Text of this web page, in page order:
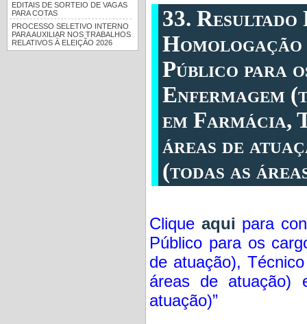
EDITAIS DE SORTEIO DE VAGAS
PARA COTAS
PROCESSO SELETIVO INTERNO
PARA AUXILIAR NOS TRABALHOS
RELATIVOS À ELEIÇÃO 2026
33.
Público para
Enfermagem
em Farmácia,
áreas de
(todas as
Clique aqui para
Público para os
de atuação),
áreas de atuação)
atuação)”